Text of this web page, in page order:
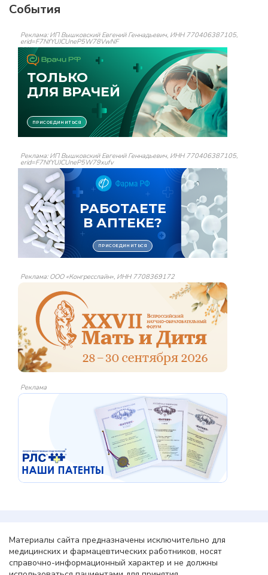
События
Реклама: ИП Вышковский Евгений Геннадьевич, ИНН 770406387105,
erid=F7NfYUJCUneP5W78VwNF
Реклама: ИП Вышковский Евгений Геннадьевич, ИНН 770406387105,
erid=F7NfYUJCUneP5W79xufv
Реклама: ООО «Конгресслайн», ИНН 7708369172
Реклама
Материалы сайта предназначены исключительно для
медицинских и фармацевтических работников, носят
справочно-информационный характер и не должны